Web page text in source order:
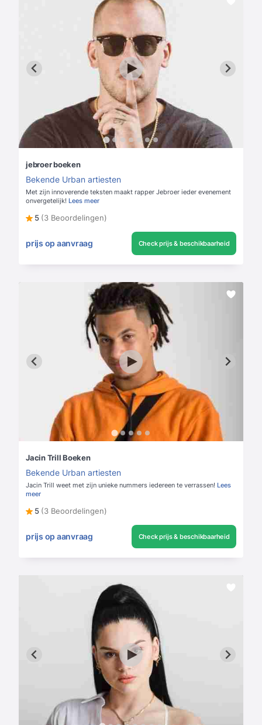
jebroer boeken
Bekende Urban artiesten
Met zijn innoverende teksten maakt rapper Jebroer ieder evenement
onvergetelijk! Lees meer
5 (3 Beoordelingen)
prijs op aanvraag Check prijs & beschikbaarheid
Jacin Trill Boeken
Bekende Urban artiesten
Jacin Trill weet met zijn unieke nummers iedereen te verrassen! Lees
meer
5 (3 Beoordelingen)
prijs op aanvraag Check prijs & beschikbaarheid